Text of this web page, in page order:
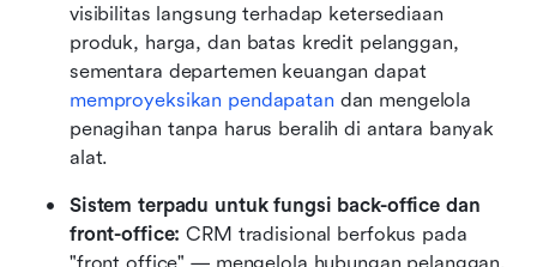
visibilitas langsung terhadap ketersediaan
produk, harga, dan batas kredit pelanggan,
sementara departemen keuangan dapat
memproyeksikan pendapatan dan mengelola
penagihan tanpa harus beralih di antara banyak
alat.
Sistem terpadu untuk fungsi back-office dan
front-office: CRM tradisional berfokus pada